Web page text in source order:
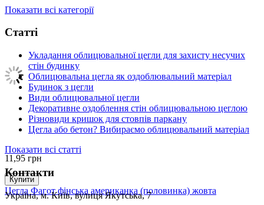
11,95 грн
Купити
Цегла Фагот фінська американка (половинка) жовта
Показати всі категорії
Статті
Укладання облицювальної цегли для захисту несучих
стін будинку
Облицювальна цегла як оздоблювальний матеріал
Будинок з цегли
Види облицювальної цегли
Декоративне оздоблення стін облицювальною цеглою
Різновиди кришок для стовпів паркану
Цегла або бетон? Вибираємо облицювальний матеріал
Показати всі статті
Контакти
Україна, м. Київ, вулиця Якутська, 7